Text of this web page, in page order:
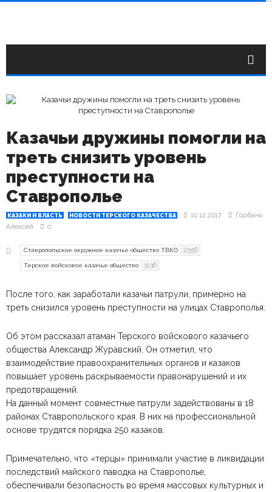
Казачьи дружины помогли на
треть снизить уровень
преступности на
Ставрополье
КАЗАКИ И ВЛАСТЬ НОВОСТИ ТЕРСКОГО КАЗАЧЕСТВА 10.12.2017
Горбань
Алексей
0
Ставропольское окружное казачье общество ТВКО 2556
Терское войсковое казачье общество 3136
После того, как заработали казачьи патрули, примерно на
треть снизился уровень преступности на улицах Ставрополья.
Об этом рассказал атаман Терского войскового казачьего
общества Александр Журавский. Он отметил, что
взаимодействие правоохранительных органов и казаков
повышает уровень раскрываемости правонарушений и их
предотвращений.
На данный момент совместные патрули задействованы в 18
районах Ставропольского края. В них на профессиональной
основе трудятся порядка 250 казаков.
Примечательно, что «терцы» принимали участие в ликвидации
последствий майского паводка на Ставрополье,
обеспечивали безопасность во время массовых культурных и